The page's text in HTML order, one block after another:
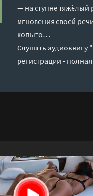
— на ступне тяжёлый
мгновения своей
копыто…
Слушать аудиокнигу
регистрации -